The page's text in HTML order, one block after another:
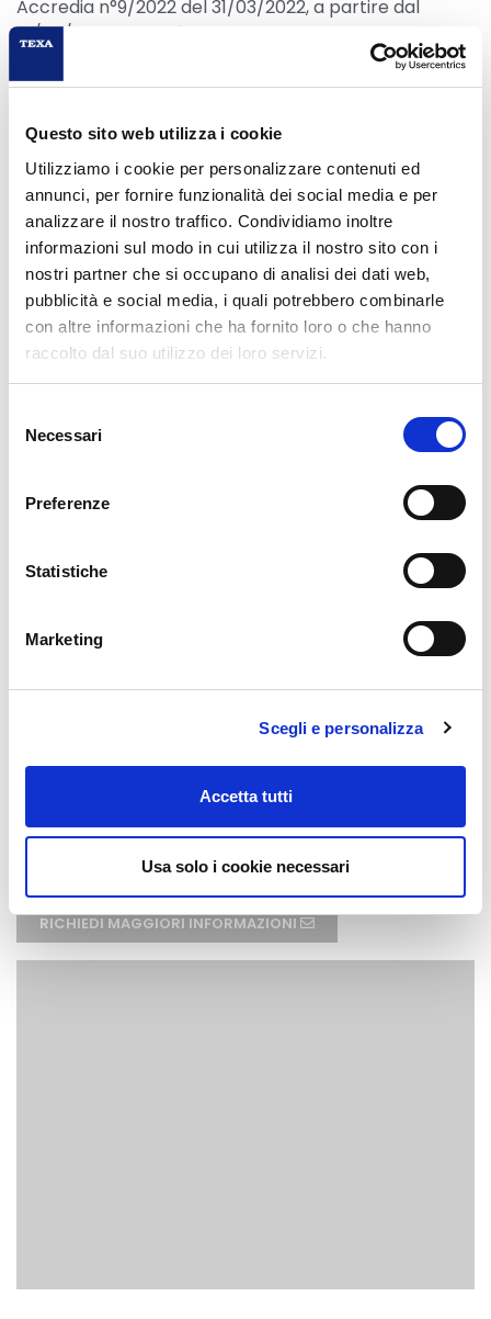
Questo sito web utilizza i cookie
Utilizziamo i cookie per personalizzare contenuti ed
annunci, per fornire funzionalità dei social media e per
analizzare il nostro traffico. Condividiamo inoltre
informazioni sul modo in cui utilizza il nostro sito con i
nostri partner che si occupano di analisi dei dati web,
pubblicità e social media, i quali potrebbero combinarle
con altre informazioni che ha fornito loro o che hanno
raccolto dal suo utilizzo dei loro servizi.
delNecessari
Preferenze
Statistiche
Marketing
Scegli e personalizza
Accetta tutti
Usa solo i cookie necessari
Accredia n°9/2022 del 31/03/2022, a partire dal
01/07/2022 l’attività teorica e pratica si svolgono
SCARICA MANUALE PDF
Durata
DOIP srl
durata:8 ore
RICHIEDI MAGGIORI INFORMAZIONI